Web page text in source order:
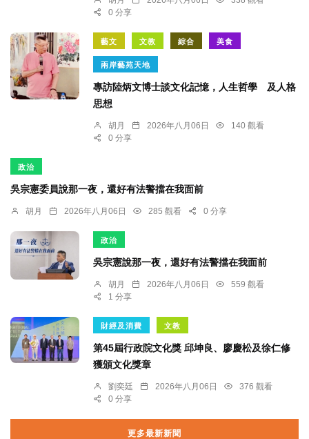
0 分享
藝文 文教 綜合 美食
兩岸藝苑天地
專訪陸炳文博士談文化記憶，人生哲學 及人格
思想
胡月 2026年八月06日
140 觀看
0 分享
政治
吳宗憲委員說那一夜，還好有法警擋在我面前
胡月 2026年八月06日 285 觀看 0 分享
政治
吳宗憲說那一夜，還好有法警擋在我面前
胡月 2026年八月06日
559 觀看
1 分享
財經及消費 文教
第45屆行政院文化獎 邱坤良、廖慶松及徐仁修
獲頒文化獎章
劉奕廷 2026年八月06日
376 觀看
0 分享
更多最新新聞